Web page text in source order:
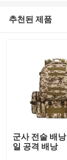
추천된 제품
군사 전술 배
일 공격 배낭